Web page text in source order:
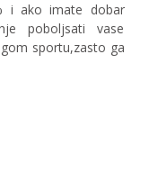
i ako imate dobar
poboljsati vase
sportu,zasto ga